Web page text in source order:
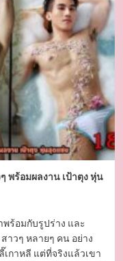
พร้อมผลงาน เป้าตุง หุ่น
พร้อมกับรูปร่าง และ
าวๆ หลายๆ คน อย่าง
กาหลี แต่ที่จริงแล้วเขา